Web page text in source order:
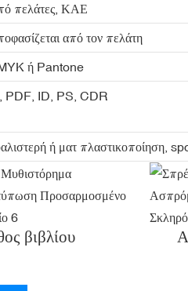
πελάτες, ΚΑΕ
από τον πελάτη
ή Pantone
PDF, ID, PS, CDR
ή ματ πλαστικοποίηση,
βιβλίου